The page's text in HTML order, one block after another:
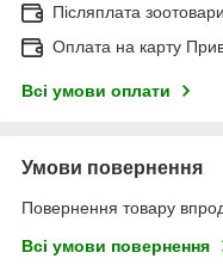
Післяплата
Оплата на карту
Всі умови оплати
Умови повернення
Повернення товару
Всі умови повернення